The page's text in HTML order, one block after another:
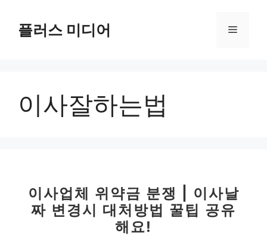
플러스 미디어 메
이사잘하는법
이사업체 위약금 분쟁 | 이사날
짜 변경시 대처방법 꿀팁 공유
해요!